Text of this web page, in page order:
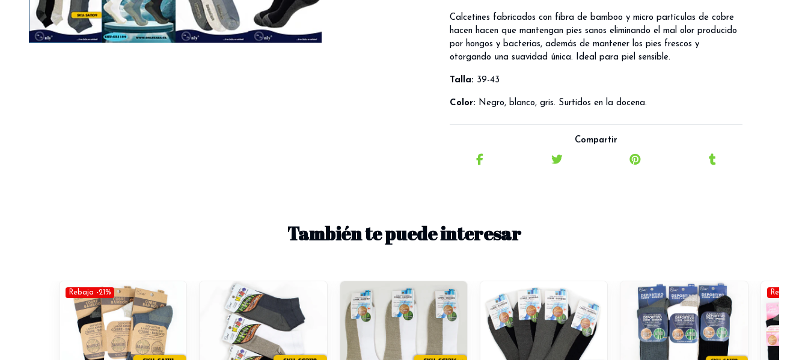
Calcetines fabricados con fibra de bamboo y micro partículas de cobre
hacen hacen que mantengan pies sanos eliminando el mal olor producido
por hongos y bacterias, además de mantener los pies frescos y
otorgando una suavidad única. Ideal para piel sensible.
Talla: 39-43
Color: Negro, blanco, gris. Surtidos en la docena.
Compartir
También te puede interesar
Rebaja -21% Rebaja -